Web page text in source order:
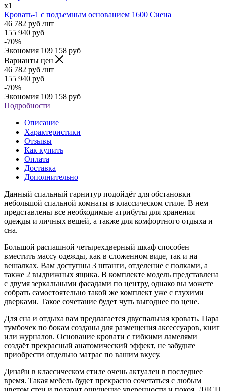
x1
Кровать-1 с подъемным основанием 1600 Сиена
46 782 руб /шт
155 940 руб
-70%
Экономия 109 158 руб
Варианты цен
46 782 руб /шт
155 940 руб
-70%
Экономия 109 158 руб
Подробности
Описание
Характеристики
Отзывы
Как купить
Оплата
Доставка
Дополнительно
Данный спальный гарнитур подойдёт для обстановки
небольшой спальной комнаты в классическом стиле. В нем
представлены все необходимые атрибуты для хранения
одежды и личных вещей, а также для комфортного отдыха и
сна.
Большой распашной четырехдверный шкаф способен
вместить массу одежды, как в сложенном виде, так и на
вешалках. Вам доступны 3 штанги, отделение с полками, а
также 2 выдвижных ящика. В комплекте модель представлена
с двумя зеркальными фасадами по центру, однако вы можете
собрать самостоятельно такой же комплект уже с глухими
дверками. Такое сочетание будет чуть выгоднее по цене.
Для сна и отдыха вам предлагается двуспальная кровать. Пара
тумбочек по бокам созданы для размещения аксессуаров, книг
или журналов. Основание кровати с гибкими ламелями
создаёт прекрасный анатомический эффект, не забудьте
приобрести отдельно матрас по вашим вкусу.
Дизайн в классическом стиле очень актуален в последнее
время. Такая мебель будет прекрасно сочетаться с любым